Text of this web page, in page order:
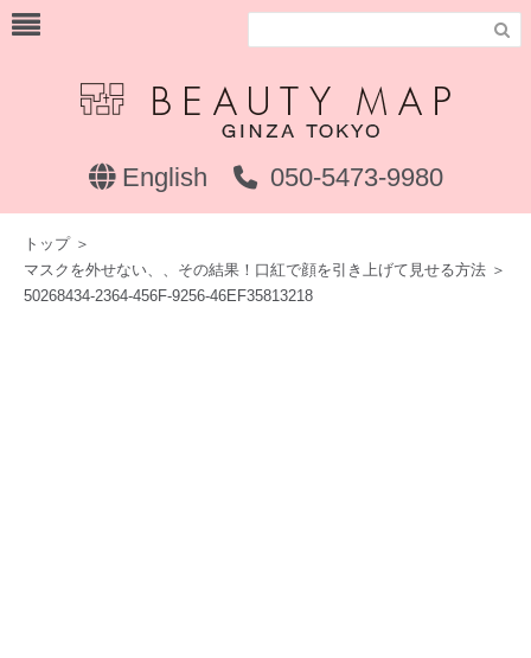

English 050-5473-9980
トップ＞
マスクを外せない、、その結果！口紅で顔を引き上げて見せる方法 ＞
50268434-2364-456F-9256-46EF35813218